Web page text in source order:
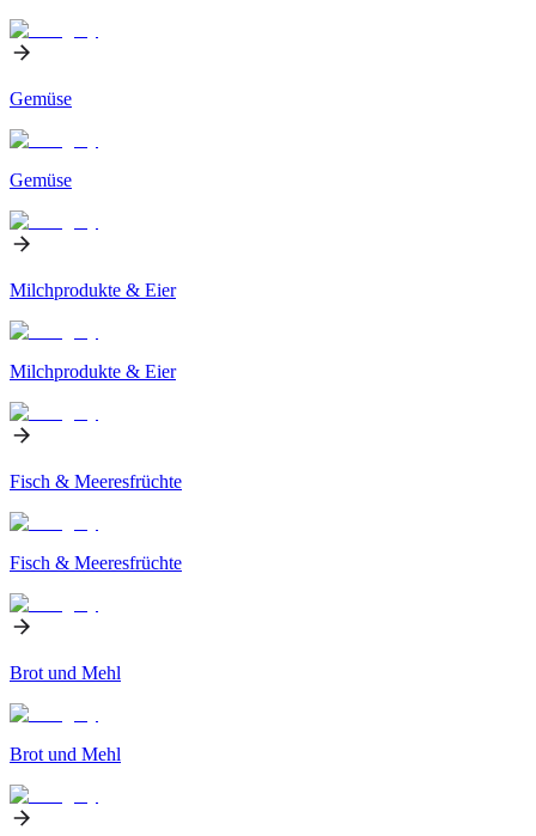
Gemüse
Gemüse
Milchprodukte & Eier
Milchprodukte & Eier
Fisch & Meeresfrüchte
Fisch & Meeresfrüchte
Brot und Mehl
Brot und Mehl